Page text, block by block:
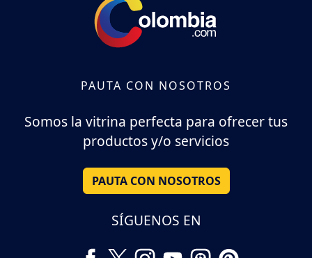
PAUTA CON NOSOTROS
Somos la vitrina perfecta para ofrecer tus
productos y/o servicios
PAUTA CON NOSOTROS
SÍGUENOS EN